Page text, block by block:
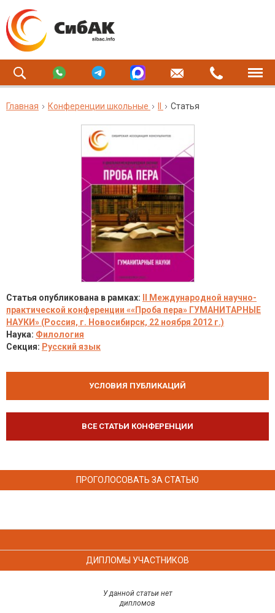
Главная Конференции школьные Статья
Статья опубликована в рамках:
II Международной научно-
практической конференции ««Проба пера» ГУМАНИТАРНЫЕ
НАУКИ» (Россия, г. Новосибирск, 22 ноября 2012 г.)
Наука: Филология
Секция: Русский язык
УСЛОВИЯ ПУБЛИКАЦИЙ
ВСЕ СТАТЬИ КОНФЕРЕНЦИИ
ПРОГОЛОСОВАТЬ ЗА СТАТЬЮ
ДИПЛОМЫ УЧАСТНИКОВ
У данной статьи нет
дипломов